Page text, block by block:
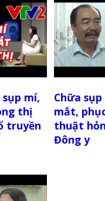
mí,
thị
truyền
Chữa
mắt,
thuật
Đông y